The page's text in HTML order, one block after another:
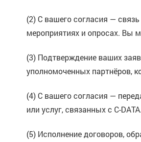
(2) С вашего согласия —
мероприятиях и опросах. Вы
(3) Подтверждение ваших
уполномоченных партнёров,
(4) С вашего согласия —
или услуг, связанных с C-DATA.
(5) Исполнение договоров,